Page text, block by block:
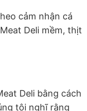
cảm nhận cá
Deli mềm, thịt
Deli bằng cách
tôi nghĩ rằng